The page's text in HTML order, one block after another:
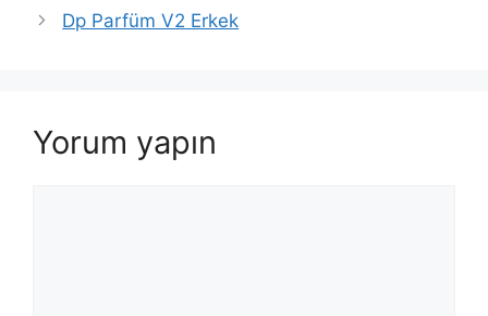
Dp Parfüm V2 Erkek
Yorum yapın